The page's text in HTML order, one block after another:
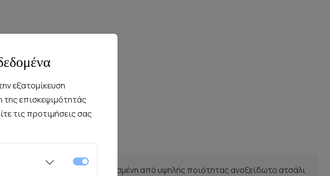
Συντήρηση
σχεδιασμό. Κατασκευασμένη από υψηλής ποιότητας ανοξείδωτο ατσάλι
εξατομίκευση
της επισκεψιμότητάς
τις προτιμήσεις σας